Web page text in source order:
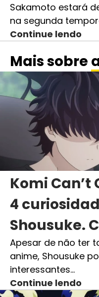
Sakamoto estará
na segunda
Continue lendo
Mais sobre
Komi
4
Shousuke.
Apesar de não ter
anime, Shousuke
interessantes…
Continue lendo